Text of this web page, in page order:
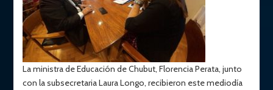
La ministra de Educación de Chubut, Florencia Perata, junto
con la subsecretaria Laura Longo, recibieron este mediodía